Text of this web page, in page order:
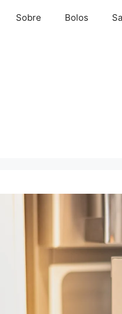
Sobre Bolos